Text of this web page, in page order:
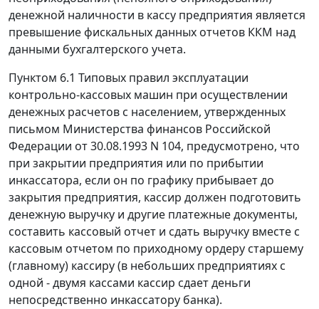
денежной наличности в кассу предприятия является
превышение фискальных данных отчетов ККМ над
данными бухгалтерского учета.
Пунктом 6.1 Типовых правил эксплуатации
контрольно-кассовых машин при осуществлении
денежных расчетов с населением, утвержденных
письмом Министерства финансов Российской
Федерации от 30.08.1993 N 104, предусмотрено, что
при закрытии предприятия или по прибытии
инкассатора, если он по графику прибывает до
закрытия предприятия, кассир должен подготовить
денежную выручку и другие платежные документы,
составить кассовый отчет и сдать выручку вместе с
кассовым отчетом по приходному ордеру старшему
(главному) кассиру (в небольших предприятиях с
одной - двумя кассами кассир сдает деньги
непосредственно инкассатору банка).